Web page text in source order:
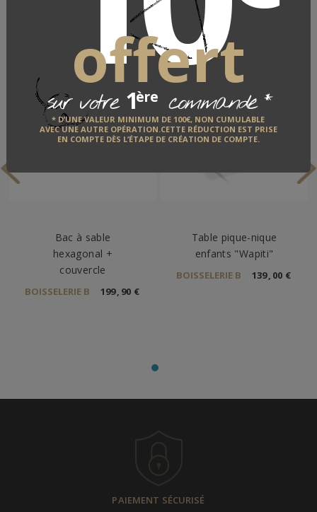
offert
sur votre 1ère commande*
* D’UNE VALEUR MINIMUM DE 100€, NON CUMULABLE
AVEC UNE AUTRE OPÉRATION.CETTE RÉDUCTION EST PRISE
EN COMPTE DÈS L’ÉTAPE DE CRÉATION DE COMPTE.
Bac à sable
hexagonal +
couvercle
BOISSELERIE B 199, 90 €
Table pique-nique
enfants "Wapiti"
BOISSELERIE B 139, 00 €
PAIEMENT SÉCURISÉ